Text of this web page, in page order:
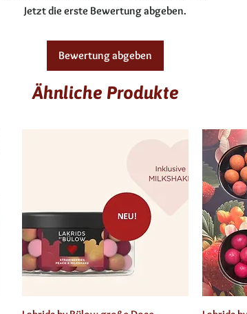
Jetzt die erste Bewertung abgeben.
Bewertung abgeben
Ähnliche Produkte